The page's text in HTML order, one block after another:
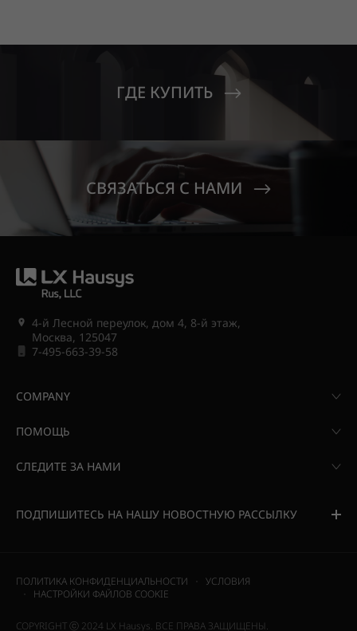
ГДЕ КУПИТЬ
СВЯЗАТЬСЯ С НАМИ
4-й Лесной переулок, дом 4, 8-й этаж,
Москва, 125047
7-495-663-39-58
COMPANY
ПОМОЩЬ
СЛЕДИТЕ ЗА НАМИ
ПОДПИШИТЕСЬ НА НАШУ НОВОСТНУЮ РАССЫЛКУ
ПОЛИТИКА КОНФИДЕНЦИАЛЬНОСТИ
УСЛОВИЯ
НАСТРОЙКИ ФАЙЛОВ COOKIE
COPYRIGHT ⓒ 2024 LX Hausys. ВСЕ ПРАВА ЗАЩИЩЕНЫ.